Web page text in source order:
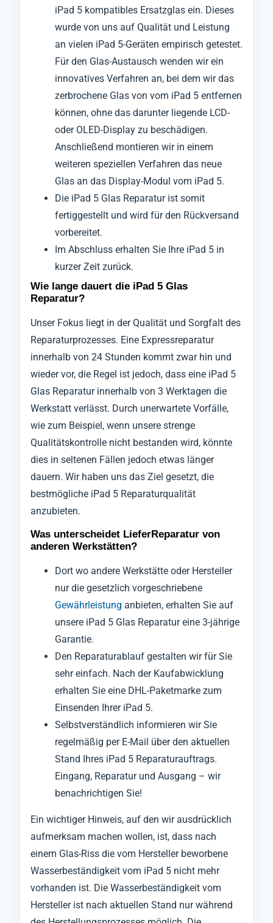
iPad 5 kompatibles Ersatzglas ein. Dieses
wurde von uns auf Qualität und Leistung
an vielen iPad 5-Geräten empirisch getestet.
Für den Glas-Austausch wenden wir ein
innovatives Verfahren an, bei dem wir das
zerbrochene Glas von vom iPad 5 entfernen
können, ohne das darunter liegende LCD-
oder OLED-Display zu beschädigen.
Anschließend montieren wir in einem
weiteren speziellen Verfahren das neue
Glas an das Display-Modul vom iPad 5.
Die iPad 5 Glas Reparatur ist somit
fertiggestellt und wird für den Rückversand
vorbereitet.
Im Abschluss erhalten Sie Ihre iPad 5 in
kurzer Zeit zurück.
Wie lange dauert die iPad 5 Glas
Reparatur?
Unser Fokus liegt in der Qualität und Sorgfalt des
Reparaturprozesses. Eine Expressreparatur
innerhalb von 24 Stunden kommt zwar hin und
wieder vor, die Regel ist jedoch, dass eine iPad 5
Glas Reparatur innerhalb von 3 Werktagen die
Werkstatt verlässt. Durch unerwartete Vorfälle,
wie zum Beispiel, wenn unsere strenge
Qualitätskontrolle nicht bestanden wird, könnte
dies in seltenen Fällen jedoch etwas länger
dauern. Wir haben uns das Ziel gesetzt, die
bestmögliche iPad 5 Reparaturqualität
anzubieten.
Was unterscheidet LieferReparatur von
anderen Werkstätten?
Dort wo andere Werkstätte oder Hersteller
nur die gesetzlich vorgeschriebene
Gewährleistung anbieten, erhalten Sie auf
unsere iPad 5 Glas Reparatur eine 3-jährige
Garantie.
Den Reparaturablauf gestalten wir für Sie
sehr einfach. Nach der Kaufabwicklung
erhalten Sie eine DHL-Paketmarke zum
Einsenden Ihrer iPad 5.
Selbstverständlich informieren wir Sie
regelmäßig per E-Mail über den aktuellen
Stand Ihres iPad 5 Reparaturauftrags.
Eingang, Reparatur und Ausgang – wir
benachrichtigen Sie!
Ein wichtiger Hinweis, auf den wir ausdrücklich
aufmerksam machen wollen, ist, dass nach
einem Glas-Riss die vom Hersteller beworbene
Wasserbeständigkeit vom iPad 5 nicht mehr
vorhanden ist. Die Wasserbeständigkeit vom
Hersteller ist nach aktuellen Stand nur während